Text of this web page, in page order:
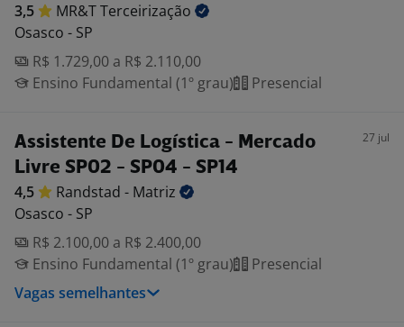
3,5 MR&TTerceirização
Osasco - SP
R$ 1.729,00 a R$ 2.110,00
Ensino Fundamental (1º grau)
Presencial
Assistente De Logística - Mercado
Livre SP02 - SP04 - SP14
27 jul
4,5 Randstad - Matriz
Osasco - SP
R$ 2.100,00 a R$ 2.400,00
Ensino Fundamental (1º grau)
Presencial
Vagas semelhantes